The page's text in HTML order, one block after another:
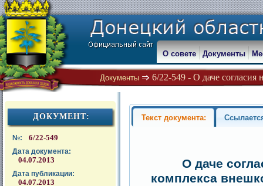
Документы 6/22-549 - О даче согласия
О совете Документы
ДОКУМЕНТ:
№: 6/22-549
Дата документа:
04.07.2013
Дата публикации:
04.07.2013
Текст документа:
О даче
комплекса